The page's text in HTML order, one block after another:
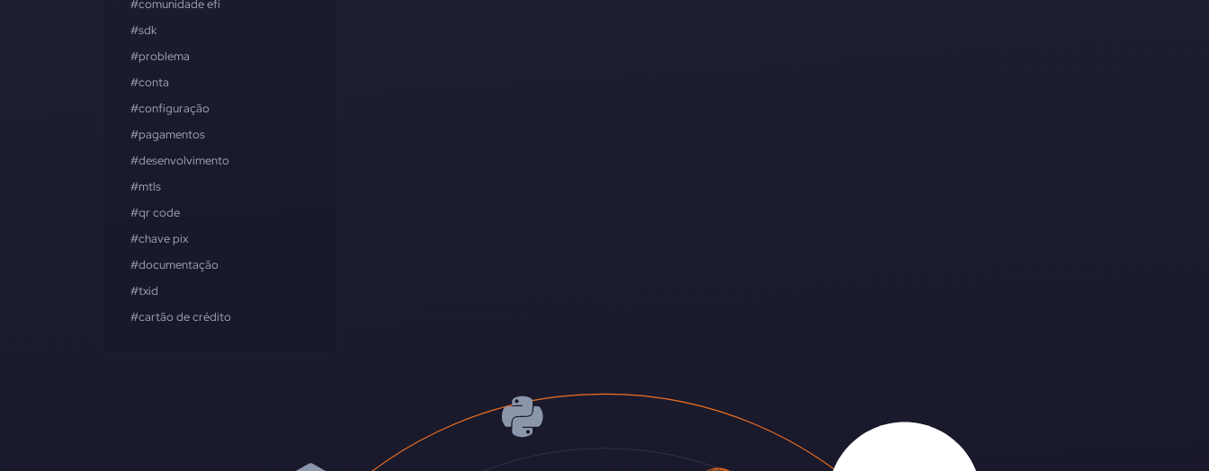
#comunidade efí
#sdk
#problema
#conta
#configuração
#pagamentos
#desenvolvimento
#mtls
#qr code
#chave pix
#documentação
#txid
#cartão de crédito